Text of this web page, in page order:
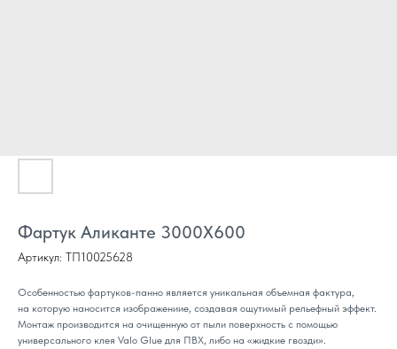
Фартук Аликанте 3000Х600
Артикул: ТП10025628
Особенностью фартуков-панно является уникальная объемная фактура,
на которую наносится изображениие, создавая ощутимый рельефный эффект.
Монтаж производится на очищенную от пыли поверхность с помощью
универсального клея Valo Glue для ПВХ, либо на «жидкие гвозди».